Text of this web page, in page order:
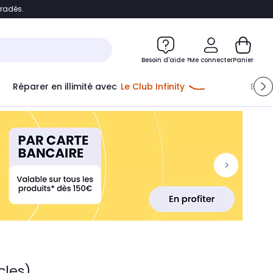
Besoin d'aide ?Me connecterPanier
Réparer en illimité avec Le Club Infinity